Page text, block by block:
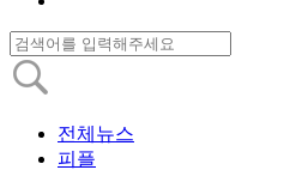
전체뉴스
피플